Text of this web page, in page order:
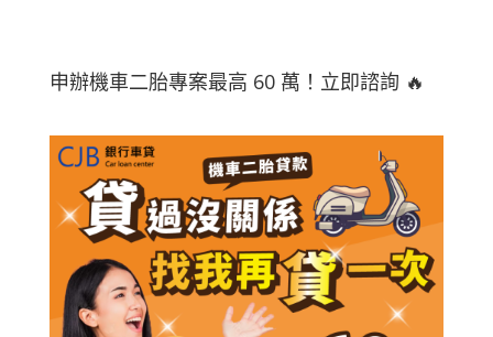
申辦機車二胎專案最高 60 萬！立即諮詢 🔥